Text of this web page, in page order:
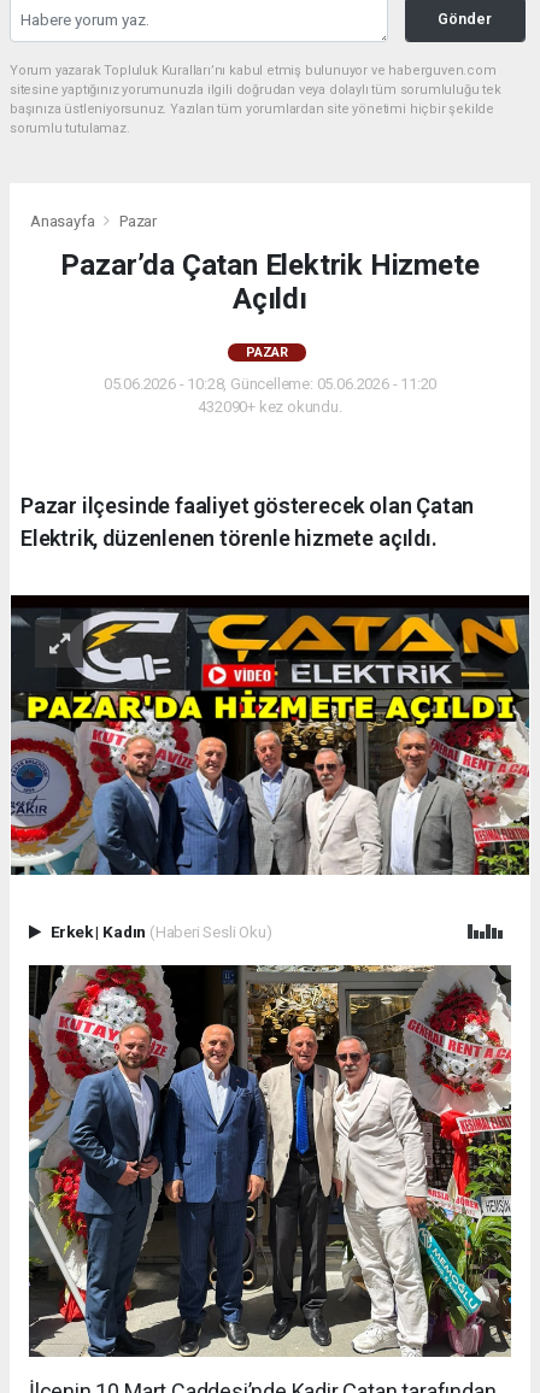
Gönder
Yorum yazarak Topluluk Kuralları’nı kabul etmiş bulunuyor ve haberguven.com
sitesine yaptığınız yorumunuzla ilgili doğrudan veya dolaylı tüm sorumluluğu tek
başınıza üstleniyorsunuz. Yazılan tüm yorumlardan site yönetimi hiçbir şekilde
sorumlu tutulamaz.
Anasayfa Pazar
Pazar’da Çatan Elektrik Hizmete
Açıldı
PAZAR
05.06.2026 - 10:28, Güncelleme: 05.06.2026 - 11:20
432090+ kez okundu.
Pazar ilçesinde faaliyet gösterecek olan Çatan
Elektrik, düzenlenen törenle hizmete açıldı.
Erkek| Kadın (Haberi Sesli Oku)